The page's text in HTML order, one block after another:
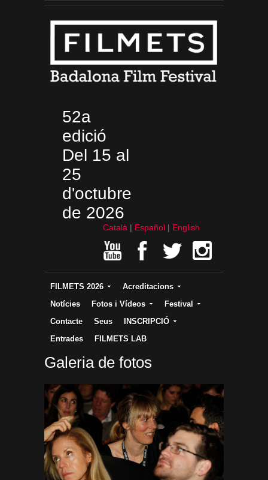
52a
edició
Del 15 al
25
d'octubre
de 2026
Català Español English
FILMETS 2026
Acreditacions
Notícies
Fotos i Vídeos
Festival
Contacte
Seus
INSCRIPCIÓ
Entrades
FILMETS LAB
Galeria de fotos